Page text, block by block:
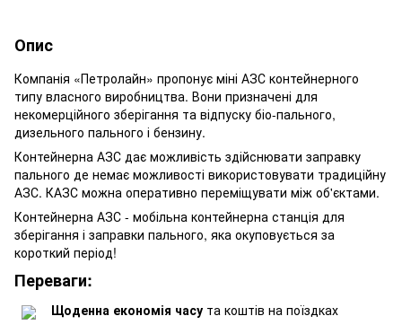
Опис
Компанія «Петролайн» пропонує міні АЗС контейнерного
типу власного виробництва. Вони призначені для
некомерційного зберігання та відпуску біо-пального,
дизельного пального і бензину.
Контейнерна АЗС дає можливість здійснювати заправку
пального де немає можливості використовувати традиційну
АЗС. КАЗС можна оперативно переміщувати між об'єктами.
Контейнерна АЗС - мобільна контейнерна станція для
зберігання і заправки пального, яка окуповується за
короткий період!
Переваги:
Щоденна економія часута коштів на поїздках